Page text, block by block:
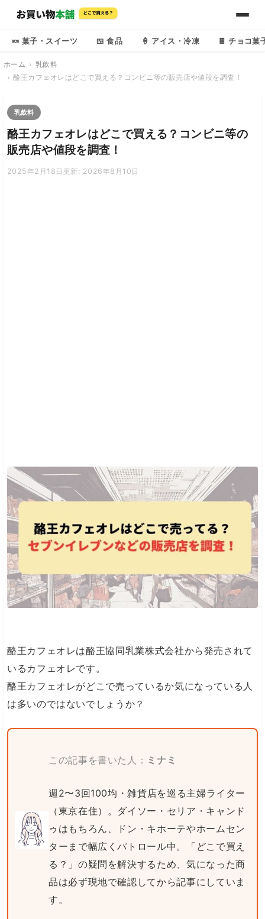
🍬 菓子・スイーツ 🍱 食品 🍦 アイス・冷凍 🍫 チョコ菓
ホーム
乳飲料
酪王カフェオレはどこで買える？コンビニ等の販売店や値段を調査！
乳飲料
酪王カフェオレはどこで買える？コンビニ等の
販売店や値段を調査！
2025年2月18日 更新: 2026年8月10日
酪王カフェオレは酪王協同乳業株式会社から発売されて
いるカフェオレです。
酪王カフェオレがどこで売っているか気になっている人
は多いのではないでしょうか？
この記事を書いた人： ミナミ
週2〜3回100均・雑貨店を巡る主婦ライター
（東京在住）。ダイソー・セリア・キャンド
ゥはもちろん、ドン・キホーテやホームセン
ターまで幅広くパトロール中。「どこで買え
る？」の疑問を解決するため、気になった商
品は必ず現地で確認してから記事にしていま
す。